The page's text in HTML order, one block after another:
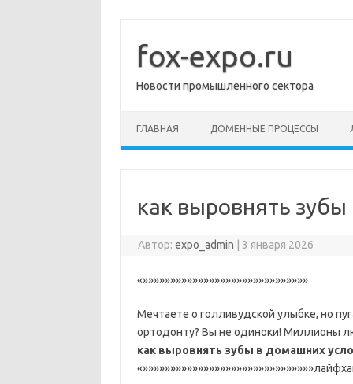
содержимому
fox-expo.ru
Новости промышленного сектора
ГЛАВНАЯ ДОМЕННЫЕ ПРОЦЕССЫ
как выровнять
Автор:expo_admin 3 января 2026
«»»»»»»»»»»»»»»»»»»»»»»»»»»»»»»
Мечтаете о голливудской улыбке, но
ортодонту? Вы не одиноки! Миллионы
как выровнять зубы в домашних